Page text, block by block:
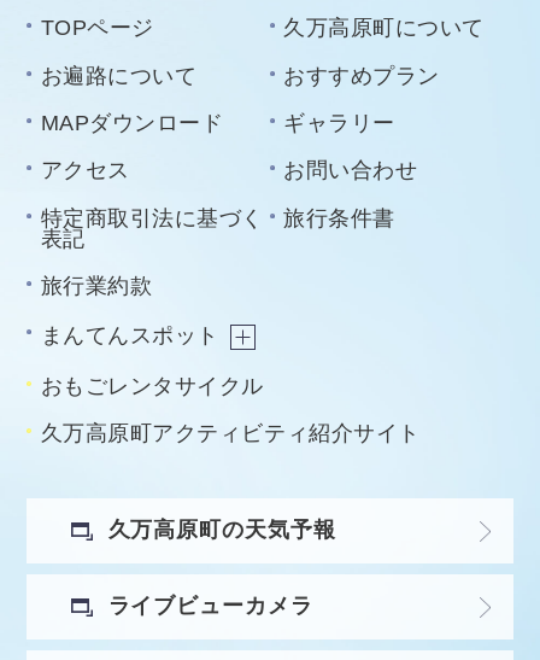
TOPページ
久万高原町について
お遍路について
おすすめプラン
MAPダウンロード
ギャラリー
アクセス
お問い合わせ
特定商取引法に基づく
表記
旅行条件書
旅行業約款
まんてんスポット
おもごレンタサイクル
久万高原町アクティビティ紹介サイト
久万高原町の天気予報
ライブビューカメラ